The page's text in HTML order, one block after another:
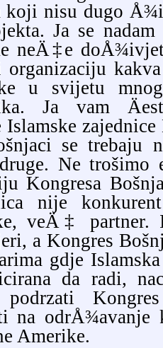
koji nisu dugo
Ja se
neÄ‡e
u svijetu
Ja vam
se trebaju
Ne trošimo
Kongresa
nije
veÄ‡ partner.
a Kongres
gdje
da radi,
na odrÅ¾avanje
Amerike.